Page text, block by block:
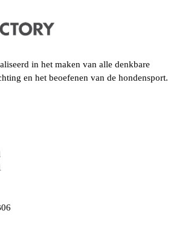
in het maken van alle denkbare
en het beoefenen van de hondensport.